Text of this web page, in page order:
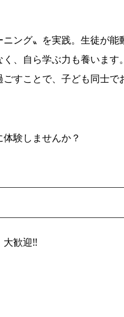
ング〟を実践。生徒が能
、自ら学ぶ力も養います。
すことで、子ども同士で
験しませんか？
大歓迎!!